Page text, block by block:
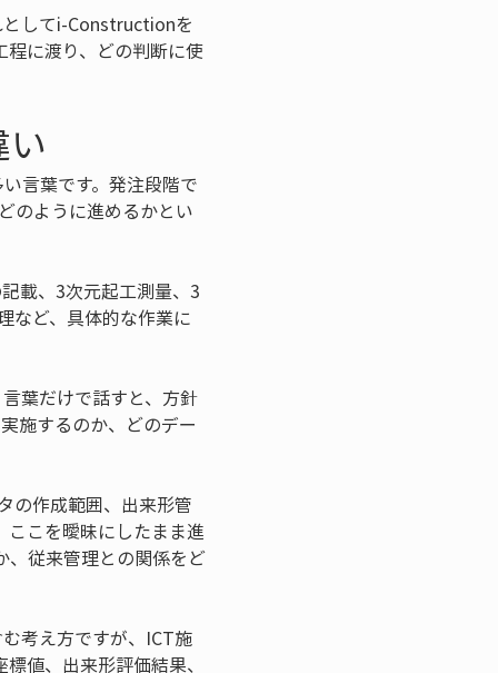
としてi-Constructionを
に渡り、どの判断に使
言葉です。発注段階で
のように進めるかとい
載、3次元起工測量、3
など、具体的な作業に
葉だけで話すと、方針
施するのか、どのデー
の作成範囲、出来形管
こを曖昧にしたまま進
、従来管理との関係をど
考え方ですが、ICT施
値、出来形評価結果、